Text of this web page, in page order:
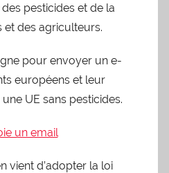
pesticides et de la
et des agriculteurs.
pour envoyer un e-
européens et leur
UE sans pesticides.
un email
vient d’adopter la loi